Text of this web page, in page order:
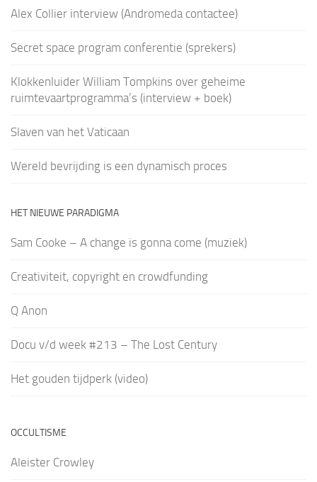
Alex Collier interview (Andromeda contactee)
Secret space program conferentie (sprekers)
Klokkenluider William Tompkins over geheime
ruimtevaartprogramma’s (interview + boek)
Slaven van het Vaticaan
Wereld bevrijding is een dynamisch proces
HET NIEUWE PARADIGMA
Sam Cooke – A change is gonna come (muziek)
Creativiteit, copyright en crowdfunding
Q Anon
Docu v/d week #213 – The Lost Century
Het gouden tijdperk (video)
OCCULTISME
Aleister Crowley